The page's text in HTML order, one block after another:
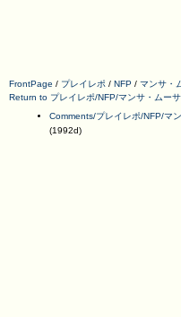
FrontPage / プレイレポ / NFP / マンサ・
Return to プレイレポ/NFP/マンサ・ムー
Comments/プレイレポ/NFP/マ
(1992d)